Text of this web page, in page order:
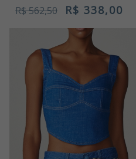
R$ 562,50 R$ 338,00